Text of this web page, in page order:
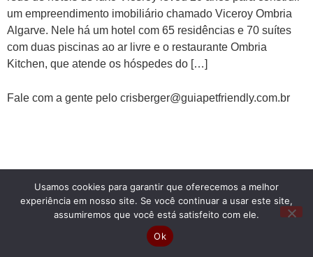
um empreendimento imobiliário chamado Viceroy Ombria
Algarve. Nele há um hotel com 65 residências e 70 suítes
com duas piscinas ao ar livre e o restaurante Ombria
Kitchen, que atende os hóspedes do […]
Fale com a gente pelo crisberger@guiapetfriendly.com.br
Usamos cookies para garantir que oferecemos a melhor
experiência em nosso site. Se você continuar a usar este site,
assumiremos que você está satisfeito com ele.
Ok